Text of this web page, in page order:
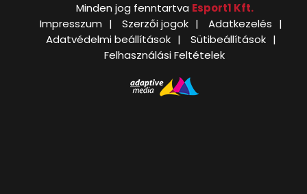
Minden jog fenntartva Esport1 Kft.
Impresszum
Szerzői jogok
Adatkezelés
Adatvédelmi beállítások
Sütibeállítások
Felhasználási Feltételek